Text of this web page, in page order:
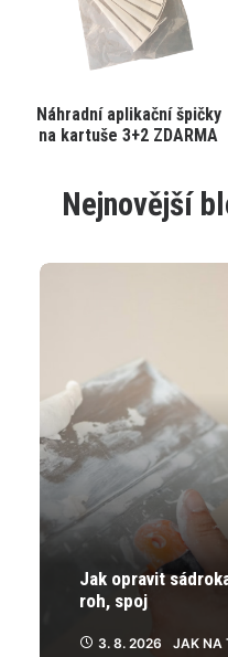
produktu
VYBRAT VARIANTU
Tento
produkt
má
variant.
Varianty
Náhradní aplikační špičky
na kartuše 3+2 ZDARMA
Nejnovější
Jak opravit
roh, spoj
3. 8. 2026 JAK NA